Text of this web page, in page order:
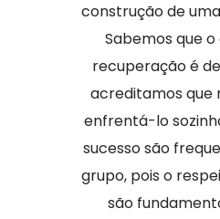
construção de
Sabemos que
recuperação é
acreditamos que
enfrentá-lo
sucesso são
grupo, pois o
são